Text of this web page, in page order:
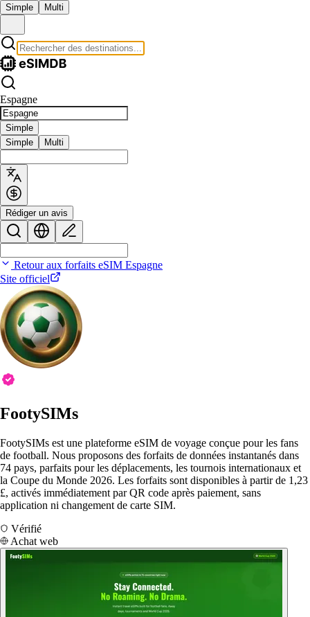
Simple Multi
Espagne
Simple
Simple
Multi
Rédiger un avis
Retour aux forfaits eSIM Espagne
Site officiel
FootySIMs
FootySIMs est une plateforme eSIM de voyage conçue pour les fans
de football. Nous proposons des forfaits de données instantanés dans
74 pays, parfaits pour les déplacements, les tournois internationaux et
la Coupe du Monde 2026. Les forfaits sont disponibles à partir de 1,23
£, activés immédiatement par QR code après paiement, sans
application ni changement de carte SIM.
Vérifié
Achat web